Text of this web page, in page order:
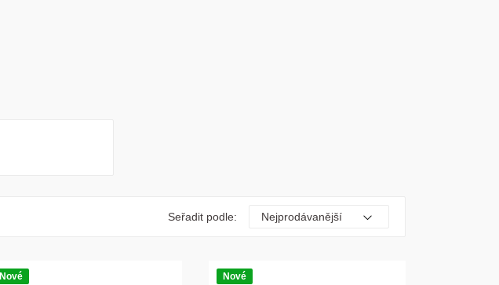
Seřadit podle:
Nové Nové